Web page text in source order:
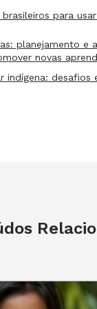
indígenas
uma
de
brasileiros para
planejamento e
novas
indígena: desafios